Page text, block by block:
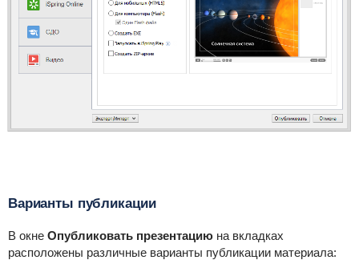
Варианты публикации
В окне Опубликовать презентациюна вкладках
расположены различные варианты публикации материала: